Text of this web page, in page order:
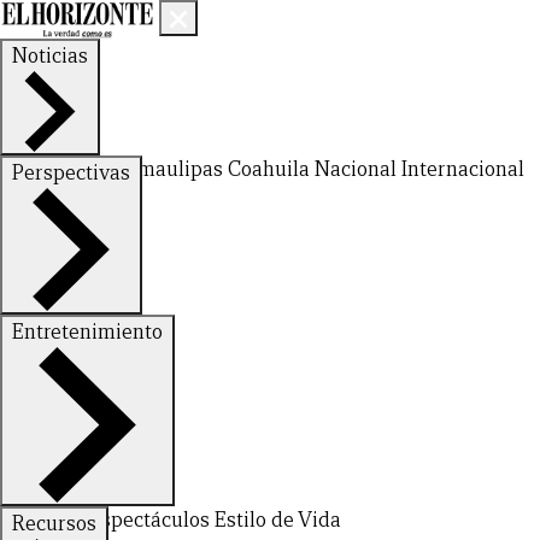
Noticias
Nuevo LeónTamaulipas Coahuila NacionalInternacional
Perspectivas
FinanzasOpinión
Entretenimiento
DeportesEspectáculos Estilo de Vida
Recursos
CERRAR